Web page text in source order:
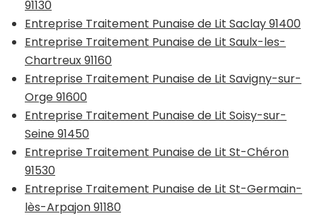
91130
Entreprise Traitement Punaise de Lit Saclay 91400
Entreprise Traitement Punaise de Lit Saulx-les-
Chartreux 91160
Entreprise Traitement Punaise de Lit Savigny-sur-
Orge 91600
Entreprise Traitement Punaise de Lit Soisy-sur-
Seine 91450
Entreprise Traitement Punaise de Lit St-Chéron
91530
Entreprise Traitement Punaise de Lit St-Germain-
lès-Arpajon 91180